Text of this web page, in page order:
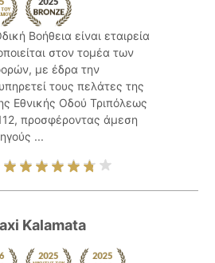
Βοήθεια είναι εταιρεία
στον τομέα των
με έδρα την
τους πελάτες της
Εθνικής Οδού Τριπόλεως
προσφέροντας άμεση
...
Kalamata